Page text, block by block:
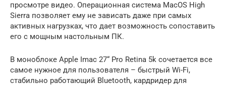
просмотре видео. Операционная система MacOS High
Sierra позволяет ему не зависать даже при самых
активных нагрузках, что дает возможность сопоставить
его с мощным настольным ПК.
В моноблоке Apple Imac 27“ Pro Retina 5k сочетается все
самое нужное для пользователя – быстрый Wi-Fi,
стабильно работающий Bluetooth, кардридер для